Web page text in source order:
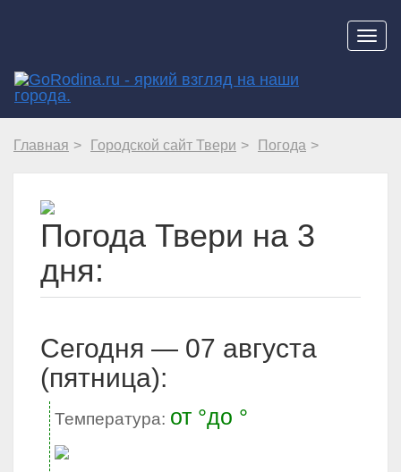
Главная Городской сайт Твери Погода
Погода Твери на 3
дня:
Cегодня — 07 августа
(пятница):
Температура: от °до °